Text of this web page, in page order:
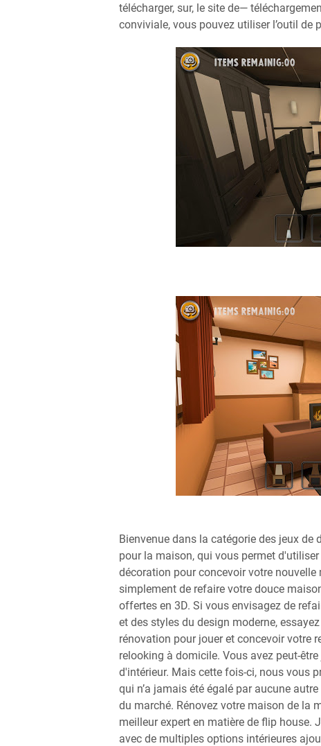
télécharger, sur, le site de—
conviviale, vous pouvez utiliser l’outil de
Bienvenue dans la catégorie des jeux
pour la maison, qui vous permet
décoration pour concevoir votre
simplement de refaire votre douce
offertes en 3D. Si vous envisagez de
et des styles du design moderne,
rénovation pour jouer et concevoir votre
relooking à domicile. Vous avez peut-
d'intérieur. Mais cette fois-ci, nous vous
qui n’a jamais été égalé par aucune
du marché. Rénovez votre maison de la
meilleur expert en matière de flip
avec de multiples options intérieures